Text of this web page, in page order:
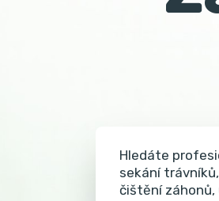
Hledáte
sekání
čištění záhonů,